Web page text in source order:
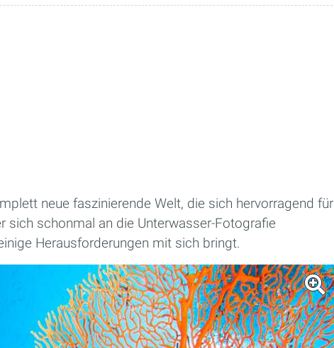
neue faszinierende Welt, die sich hervorragend für
sich schonmal an die Unterwasser-Fotografie
Herausforderungen mit sich bringt.